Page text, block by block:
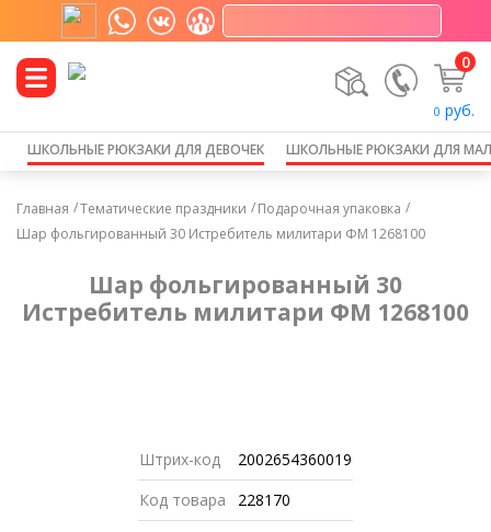
0
0 руб.
ШКОЛЬНЫЕ РЮКЗАКИ ДЛЯ ДЕВОЧЕК ШКОЛЬНЫЕ РЮКЗАКИ ДЛЯ
Главная Тематические праздники
Подарочная упаковка
Шар фольгированный 30 Истребитель милитари ФМ 1268100
Шар фольгированный 30
Истребитель милитари ФМ 1268100
Штрих-код
2002654360019
Код товара
228170